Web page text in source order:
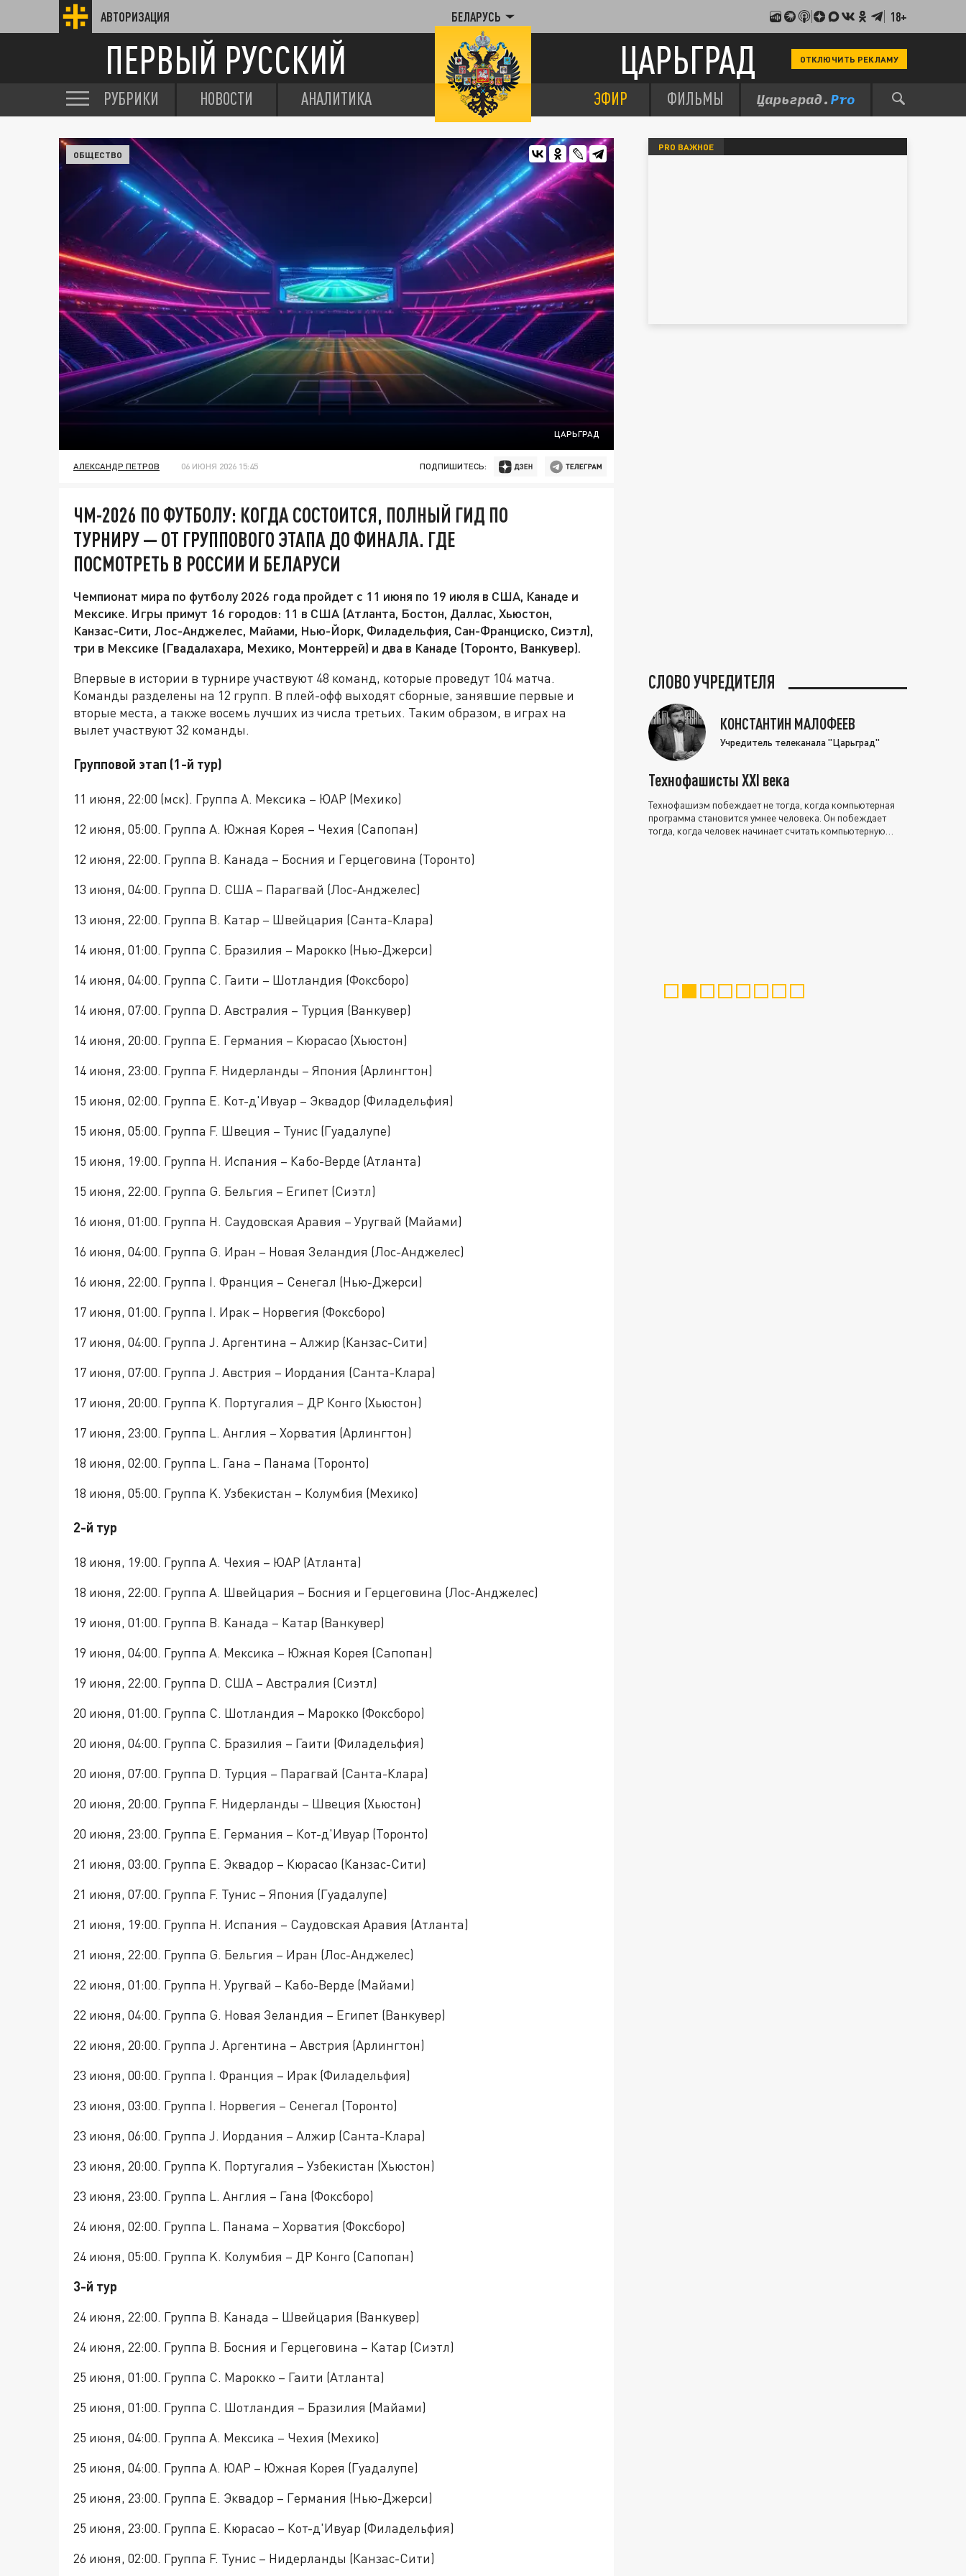
АВТОРИЗАЦИЯ БЕЛАРУСЬ 18+
ПЕРВЫЙ РУССКИЙ ЦАРЬГРАД ОТКЛЮЧИТЬ РЕКЛАМУ
РУБРИКИ НОВОСТИ АНАЛИТИКА ЭФИР ФИЛЬМЫ
ЦАРЬГРАД
ОБЩЕСТВО
АЛЕКСАНДР ПЕТРОВ 06 ИЮНЯ 2026 15:45 ПОДПИШИТЕСЬ:
ЧМ-2026 ПО ФУТБОЛУ: КОГДА СОСТОИТСЯ, ПОЛНЫЙ ГИД ПО
ТУРНИРУ — ОТ ГРУППОВОГО ЭТАПА ДО ФИНАЛА. ГДЕ
ПОСМОТРЕТЬ В РОССИИ И БЕЛАРУСИ
Чемпионат мира по футболу 2026 года пройдет с 11 июня по 19 июля в США, Канаде и
Мексике. Игры примут 16 городов: 11 в США (Атланта, Бостон, Даллас, Хьюстон,
Канзас-Сити, Лос-Анджелес, Майами, Нью-Йорк, Филадельфия, Сан-Франциско, Сиэтл),
три в Мексике (Гвадалахара, Мехико, Монтеррей) и два в Канаде (Торонто, Ванкувер).
Впервые в истории в турнире участвуют 48 команд, которые проведут 104 матча.
Команды разделены на 12 групп. В плей-офф выходят сборные, занявшие первые и
вторые места, а также восемь лучших из числа третьих. Таким образом, в играх на
вылет участвуют 32 команды.
Групповой этап (1-й тур)
11 июня, 22:00 (мск). Группа A. Мексика – ЮАР (Мехико)
12 июня, 05:00. Группа A. Южная Корея – Чехия (Сапопан)
12 июня, 22:00. Группа B. Канада – Босния и Герцеговина (Торонто)
13 июня, 04:00. Группа D. США – Парагвай (Лос-Анджелес)
13 июня, 22:00. Группа B. Катар – Швейцария (Санта-Клара)
14 июня, 01:00. Группа C. Бразилия – Марокко (Нью-Джерси)
14 июня, 04:00. Группа C. Гаити – Шотландия (Фоксборо)
14 июня, 07:00. Группа D. Австралия – Турция (Ванкувер)
14 июня, 20:00. Группа E. Германия – Кюрасао (Хьюстон)
14 июня, 23:00. Группа F. Нидерланды – Япония (Арлингтон)
15 июня, 02:00. Группа E. Кот-д'Ивуар – Эквадор (Филадельфия)
15 июня, 05:00. Группа F. Швеция – Тунис (Гуадалупе)
15 июня, 19:00. Группа H. Испания – Кабо-Верде (Атланта)
15 июня, 22:00. Группа G. Бельгия – Египет (Сиэтл)
16 июня, 01:00. Группа H. Саудовская Аравия – Уругвай (Майами)
16 июня, 04:00. Группа G. Иран – Новая Зеландия (Лос-Анджелес)
16 июня, 22:00. Группа I. Франция – Сенегал (Нью-Джерси)
17 июня, 01:00. Группа I. Ирак – Норвегия (Фоксборо)
17 июня, 04:00. Группа J. Аргентина – Алжир (Канзас-Сити)
17 июня, 07:00. Группа J. Австрия – Иордания (Санта-Клара)
17 июня, 20:00. Группа K. Португалия – ДР Конго (Хьюстон)
17 июня, 23:00. Группа L. Англия – Хорватия (Арлингтон)
18 июня, 02:00. Группа L. Гана – Панама (Торонто)
18 июня, 05:00. Группа K. Узбекистан – Колумбия (Мехико)
2-й тур
18 июня, 19:00. Группа A. Чехия – ЮАР (Атланта)
18 июня, 22:00. Группа A. Швейцария – Босния и Герцеговина (Лос-Анджелес)
19 июня, 01:00. Группа B. Канада – Катар (Ванкувер)
19 июня, 04:00. Группа A. Мексика – Южная Корея (Сапопан)
19 июня, 22:00. Группа D. США – Австралия (Сиэтл)
20 июня, 01:00. Группа C. Шотландия – Марокко (Фоксборо)
20 июня, 04:00. Группа C. Бразилия – Гаити (Филадельфия)
20 июня, 07:00. Группа D. Турция – Парагвай (Санта-Клара)
20 июня, 20:00. Группа F. Нидерланды – Швеция (Хьюстон)
20 июня, 23:00. Группа E. Германия – Кот-д'Ивуар (Торонто)
21 июня, 03:00. Группа E. Эквадор – Кюрасао (Канзас-Сити)
21 июня, 07:00. Группа F. Тунис – Япония (Гуадалупе)
21 июня, 19:00. Группа H. Испания – Саудовская Аравия (Атланта)
21 июня, 22:00. Группа G. Бельгия – Иран (Лос-Анджелес)
22 июня, 01:00. Группа H. Уругвай – Кабо-Верде (Майами)
22 июня, 04:00. Группа G. Новая Зеландия – Египет (Ванкувер)
22 июня, 20:00. Группа J. Аргентина – Австрия (Арлингтон)
23 июня, 00:00. Группа I. Франция – Ирак (Филадельфия)
23 июня, 03:00. Группа I. Норвегия – Сенегал (Торонто)
23 июня, 06:00. Группа J. Иордания – Алжир (Санта-Клара)
23 июня, 20:00. Группа K. Португалия – Узбекистан (Хьюстон)
23 июня, 23:00. Группа L. Англия – Гана (Фоксборо)
24 июня, 02:00. Группа L. Панама – Хорватия (Фоксборо)
24 июня, 05:00. Группа K. Колумбия – ДР Конго (Сапопан)
3-й тур
24 июня, 22:00. Группа B. Канада – Швейцария (Ванкувер)
24 июня, 22:00. Группа B. Босния и Герцеговина – Катар (Сиэтл)
25 июня, 01:00. Группа C. Марокко – Гаити (Атланта)
25 июня, 01:00. Группа C. Шотландия – Бразилия (Майами)
25 июня, 04:00. Группа A. Мексика – Чехия (Мехико)
25 июня, 04:00. Группа A. ЮАР – Южная Корея (Гуадалупе)
25 июня, 23:00. Группа E. Эквадор – Германия (Нью-Джерси)
25 июня, 23:00. Группа E. Кюрасао – Кот-д'Ивуар (Филадельфия)
26 июня, 02:00. Группа F. Тунис – Нидерланды (Канзас-Сити)
PRO ВАЖНОЕ
СЛОВО УЧРЕДИТЕЛЯ
КОНСТАНТИН МАЛОФЕЕВ
Учредитель телеканала "Царьград"
Технофашисты XXI века
Технофашизм побеждает не тогда, когда компьютерная
программа становится умнее человека. Он побеждает
тогда, когда человек начинает считать компьютерную